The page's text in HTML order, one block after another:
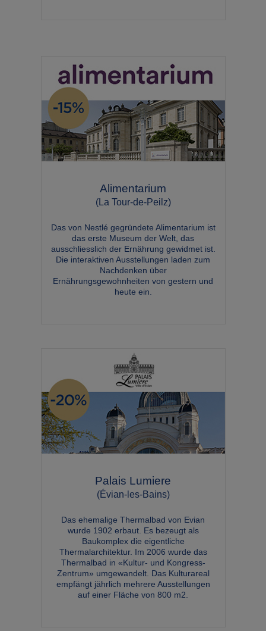
Alimentarium
(La Tour-de-Peilz)
Das von Nestlé gegründete Alimentarium ist
das erste Museum der Welt, das
ausschliesslich der Ernährung gewidmet ist.
Die interaktiven Ausstellungen laden zum
Nachdenken über
Ernährungsgewohnheiten von gestern und
heute ein.
Palais Lumiere
(Évian-les-Bains)
Das ehemalige Thermalbad von Evian
wurde 1902 erbaut. Es bezeugt als
Baukomplex die eigentliche
Thermalarchitektur. Im 2006 wurde das
Thermalbad in «Kultur- und Kongress-
Zentrum» umgewandelt. Das Kulturareal
empfängt jährlich mehrere Ausstellungen
auf einer Fläche von 800 m2.